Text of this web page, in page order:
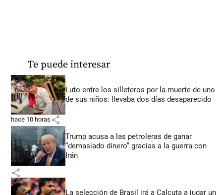
Te puede interesar
Luto entre los silleteros por la muerte de uno
de sus niños: llevaba dos días desaparecido
hace 10 horas share
Trump acusa a las petroleras de ganar
“demasiado dinero” gracias a la guerra con
Irán
share
La selección de Brasil irá a Calcuta a jugar un